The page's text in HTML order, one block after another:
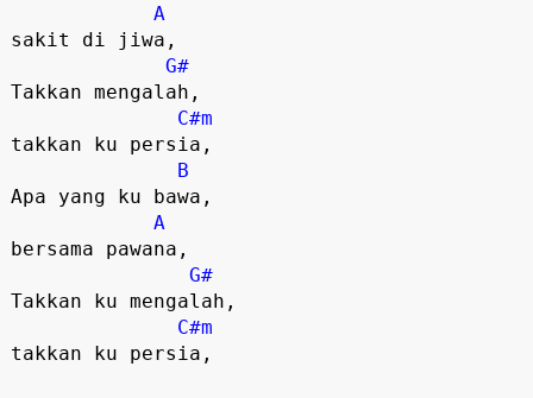
A
sakit di jiwa,
G#
Takkan mengalah,
C#m
takkan ku persia,
B
Apa yang ku bawa,
A
bersama pawana,
G#
Takkan ku mengalah,
C#m
takkan ku persia,